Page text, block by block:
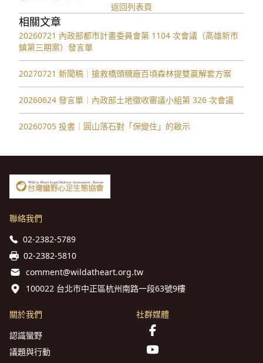
返回列表頁
相關文章
20260721 內政部都市計畫委員會第 1104 次會議（高雄新市
鎮第三期案）發言單
20270721 新聞稿｜搶救橋頭糖廠百頃森林提雙贏解套方案
20260624 發言單｜內政部土地徵收審議小組第 326 次會議
20260705 投書｜圓山落石對「保變住」的啟示
聯絡我們
02-2382-5789
02-2382-5810
comment@wildatheart.org.tw
100022 台北市中正區杭州南路一段63號9樓
關於我們
認識蠻野
議題與行動
社群媒體